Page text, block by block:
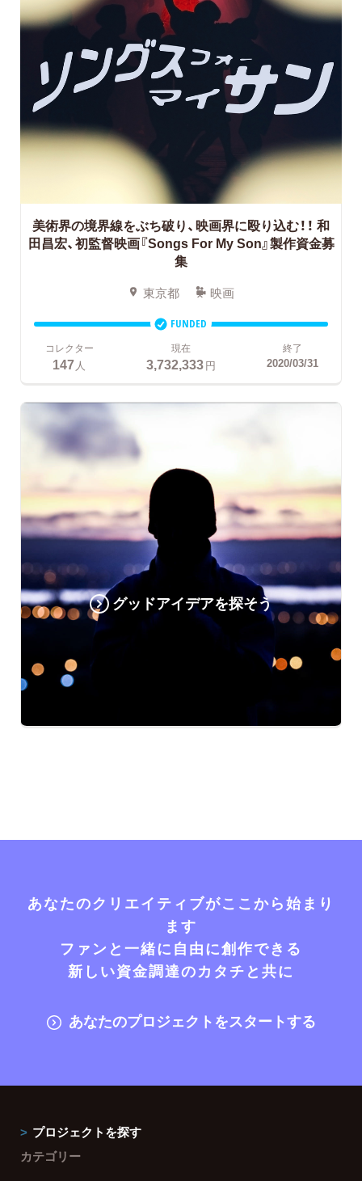
美術界の境界線をぶち破り、映画界に殴り込む！！ 和
田昌宏、初監督映画『Songs For My Son』製作資金募
集
東京都 映画
FUNDED
コレクター
147 人
現在
3,732,333円
終了
2020/03/31
グッドアイデアを探そう
あなたのクリエイティブがここから始まり
ます
ファンと一緒に自由に創作できる
新しい資金調達のカタチと共に
あなたのプロジェクトをスタートする
プロジェクトを探す
カテゴリー